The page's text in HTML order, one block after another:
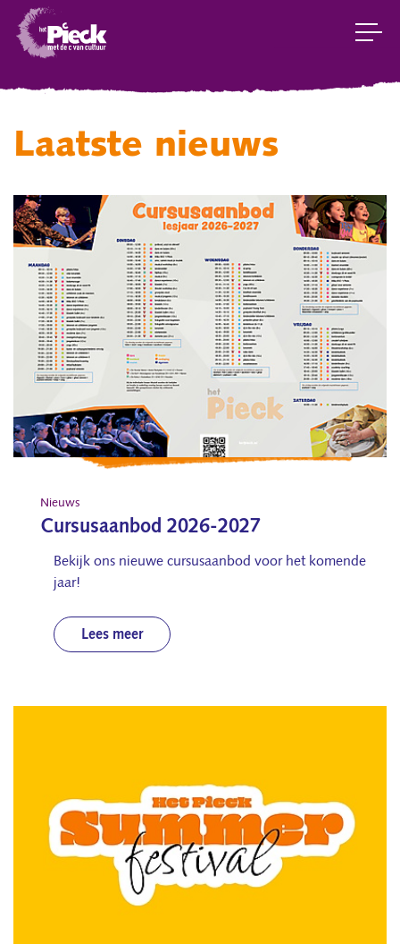
Laatste nieuws
Nieuws
Cursusaanbod 2026-2027
Bekijk ons nieuwe cursusaanbod voor het komende
jaar!
Lees meer